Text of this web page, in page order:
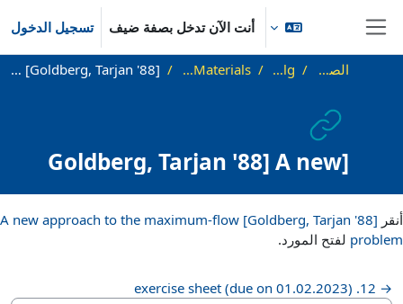
تخطى إلى المحتوى الرئيسي
أنت الآن تدخل بصفة ضيف تسجيل الدخول
الصفحة الرئيسية WS22_AdvAlg
Literature and Additional Materials
[Goldberg, Tarjan '88] A new approach to the maximum-flow problem
[Goldberg, Tarjan '88] A new
approach to the maximum-
flow problem
أنقر
[Goldberg, Tarjan '88] A new approach to the maximum-flow
problem لفتح المورد.
→ 12. exercise sheet (due on 01.02.2023)